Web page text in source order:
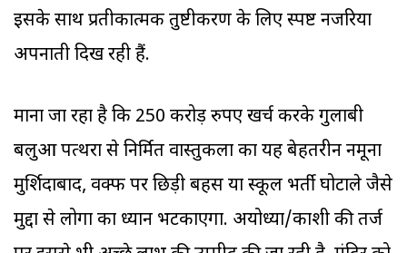
इसके साथ प्रतीकात्मक तुष्टीकरण के लिए स्पष्ट नजरिया
अपनाती दिख रही हैं.
माना जा रहा है कि 250 करोड़ रुपए खर्च करके गुलाबी
बलुआ पत्थरों से निर्मित वास्तुकला का यह बेहतरीन नमूना
मुर्शिदाबाद, वक्फ पर छिड़ी बहस या स्कूल भर्ती घोटाले जैसे
मुद्दों से लोगों का ध्यान भटकाएगा. अयोध्या/काशी की तर्ज